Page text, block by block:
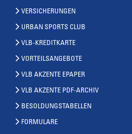
VERSICHERUNGEN
URBAN SPORTS CLUB
VLB-KREDITKARTE
VORTEILSANGEBOTE
VLB AKZENTE EPAPER
VLB AKZENTE PDF-ARCHIV
BESOLDUNGSTABELLEN
FORMULARE